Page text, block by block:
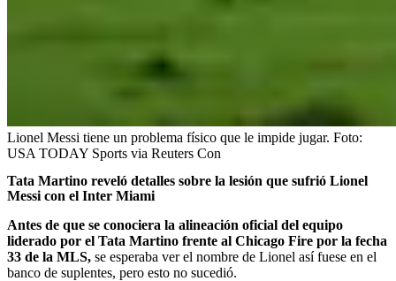
Lionel Messi tiene un problema físico que le impide jugar. Foto:
USA TODAY Sports via Reuters Con
Tata Martino reveló detalles sobre la lesión que sufrió Lionel
Messi con el Inter Miami
Antes de que se conociera la alineación oficial del equipo
liderado por el Tata Martino frente al Chicago Fire por la fecha
33 de la MLS, se esperaba ver el nombre de Lionel así fuese en el
banco de suplentes, pero esto no sucedió.